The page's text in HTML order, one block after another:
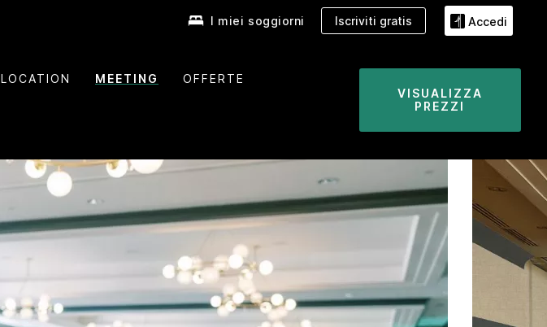
I miei soggiorni Iscriviti gratis Accedi
LOCATION MEETING OFFERTE
VISUALIZZA
PREZZI